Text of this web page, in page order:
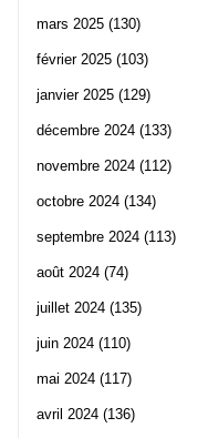
mars 2025 (130)
février 2025 (103)
janvier 2025 (129)
décembre 2024 (133)
novembre 2024 (112)
octobre 2024 (134)
septembre 2024 (113)
août 2024 (74)
juillet 2024 (135)
juin 2024 (110)
mai 2024 (117)
avril 2024 (136)